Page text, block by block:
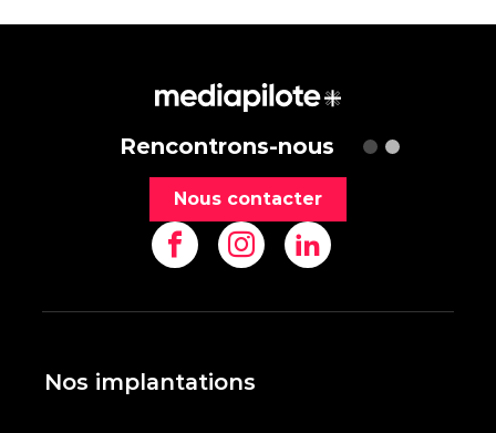
Rencontrons-nous
Nous contacter
Nos implantations